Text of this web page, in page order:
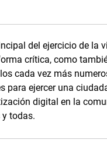
del ejercicio de la
crítica, como
cada vez más
para ejercer una
digital en la
todas.